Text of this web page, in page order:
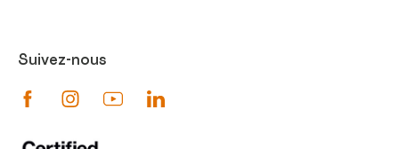
Suivez-nous
Suivez-nous sur Facebook
Suivez-nous sur Instagram
Suivez-nous sur Youtube